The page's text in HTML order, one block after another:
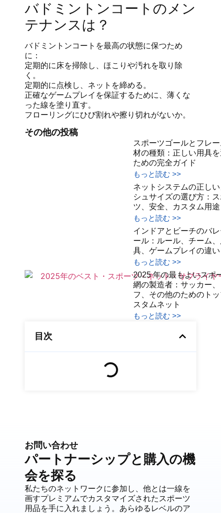
バドミントンコートのメン
テナンスは？
バドミントンコートを最高の状態に保つため
に：
定期的に床を掃除し、ほこりや汚れを取り除
く。
定期的に点検し、ネットを締める。
正確なゲームプレイを保証するために、薄くな
った線を塗り直す。
フローリングにひび割れや擦り切れがないか。
その他の投稿
スポーツゴールとフレ
材の種類：正しい用具
ための完全ガイド
もっと読む >>
ネットシステムの正し
シュサイズの選び方：
ツ、安全、カスタム用途
もっと読む >>
インドアとビーチのバ
ール：ルール、チーム
具、ゲームプレイの違い
もっと読む >>
2025 年の最もよいスポ
網の製造者：サッカー
フ、その他のためのト
スタムネット
もっと読む >>
目次
お問い合わせ
パートナーシップと購入の機
会を探る
私たちのネットワークに参加し、他とは一線を
画すプレミアムでカスタマイズされたスポーツ
用品を手に入れましょう。あらゆるレベルのア